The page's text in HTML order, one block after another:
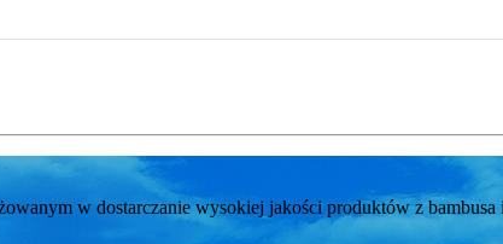
w dostarczanie wysokiej jakości produktów z